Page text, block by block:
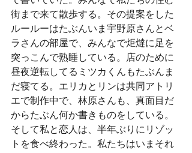
街まで来て散歩する。その提案をした
ルールーはたぶんいま宇野原さんとベ
ラさんの部屋で、みんなで炬燵に足を
突っこんで熟睡している。店のために
昼夜逆転してるミツカくんもたぶんま
だ寝てる。エリカとリンは共同アトリ
エで制作中で、林原さんも、真面目だ
からたぶん何か書きものをしている。
そして私と恋人は、半年ぶりにリゾッ
トを食べ終わった。私たちはいまそれ